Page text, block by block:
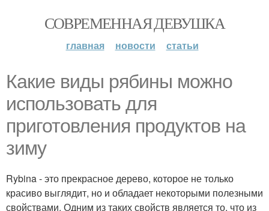
СОВРЕМЕННАЯ ДЕВУШКА
главная новости статьи
Какие виды рябины можно
использовать для
приготовления продуктов на
зиму
Rybina - это прекрасное дерево, которое не только
красиво выглядит, но и обладает некоторыми полезными
свойствами. Одним из таких свойств является то, что из